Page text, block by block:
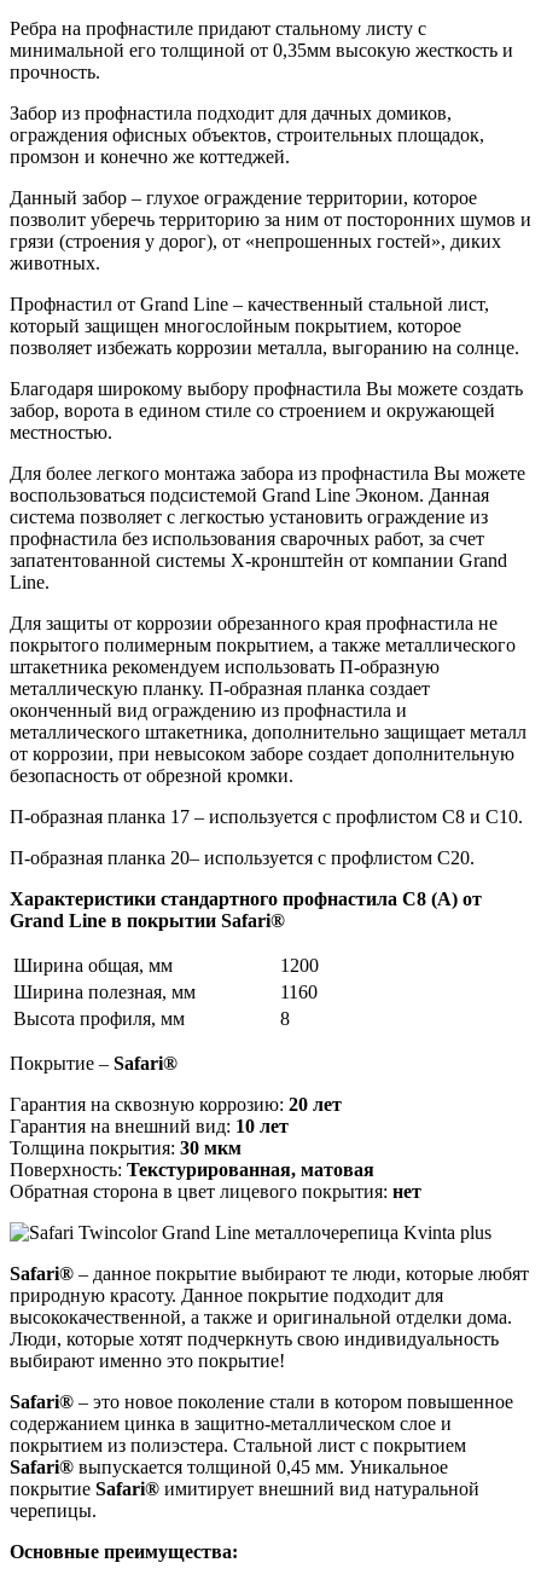
Ребра на профнастиле придают стальному листу с
минимальной его толщиной от 0,35мм высокую жесткость и
прочность.
Забор из профнастила подходит для дачных домиков,
ограждения офисных объектов, строительных площадок,
промзон и конечно же коттеджей.
Данный забор – глухое ограждение территории, которое
позволит уберечь территорию за ним от посторонних шумов и
грязи (строения у дорог), от «непрошенных гостей», диких
животных.
Профнастил от Grand Line – качественный стальной лист,
который защищен многослойным покрытием, которое
позволяет избежать коррозии металла, выгоранию на солнце.
Благодаря широкому выбору профнастила Вы можете создать
забор, ворота в едином стиле со строением и окружающей
местностью.
Для более легкого монтажа забора из профнастила Вы можете
воспользоваться подсистемой Grand Line Эконом. Данная
система позволяет с легкостью установить ограждение из
профнастила без использования сварочных работ, за счет
запатентованной системы Х-кронштейн от компании Grand
Line.
Для защиты от коррозии обрезанного края профнастила не
покрытого полимерным покрытием, а также металлического
штакетника рекомендуем использовать П-образную
металлическую планку. П-образная планка создает
оконченный вид ограждению из профнастила и
металлического штакетника, дополнительно защищает металл
от коррозии, при невысоком заборе создает дополнительную
безопасность от обрезной кромки.
П-образная планка 17 – используется с профлистом С8 и С10.
П-образная планка 20– используется с профлистом С20.
Характеристики стандартного профнастила С8 (А) от
Grand Line в покрытии Safari®
Ширина общая, мм
1200
Ширина полезная, мм
1160
Высота профиля, мм
8
Покрытие – Safari®
Гарантия на сквозную коррозию: 20 лет
Гарантия на внешний вид: 10 лет
Толщина покрытия: 30 мкм
Поверхность: Текстурированная, матовая
Обратная сторона в цвет лицевого покрытия: нет
Safari® – данное покрытие выбирают те люди, которые любят
природную красоту. Данное покрытие подходит для
высококачественной, а также и оригинальной отделки дома.
Люди, которые хотят подчеркнуть свою индивидуальность
выбирают именно это покрытие!
Safari® – это новое поколение стали в котором повышенное
содержанием цинка в защитно-металлическом слое и
покрытием из полиэстера. Стальной лист с покрытием
Safari® выпускается толщиной 0,45 мм. Уникальное
покрытие Safari® имитирует внешний вид натуральной
черепицы.
Основные преимущества: